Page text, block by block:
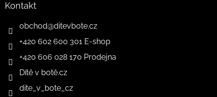
Kontakt
obchod@ditevbote.cz
+420 602 600 301 E-shop
+420 606 028 170 Prodejna
Dítě v botě.cz
dite_v_bote_cz